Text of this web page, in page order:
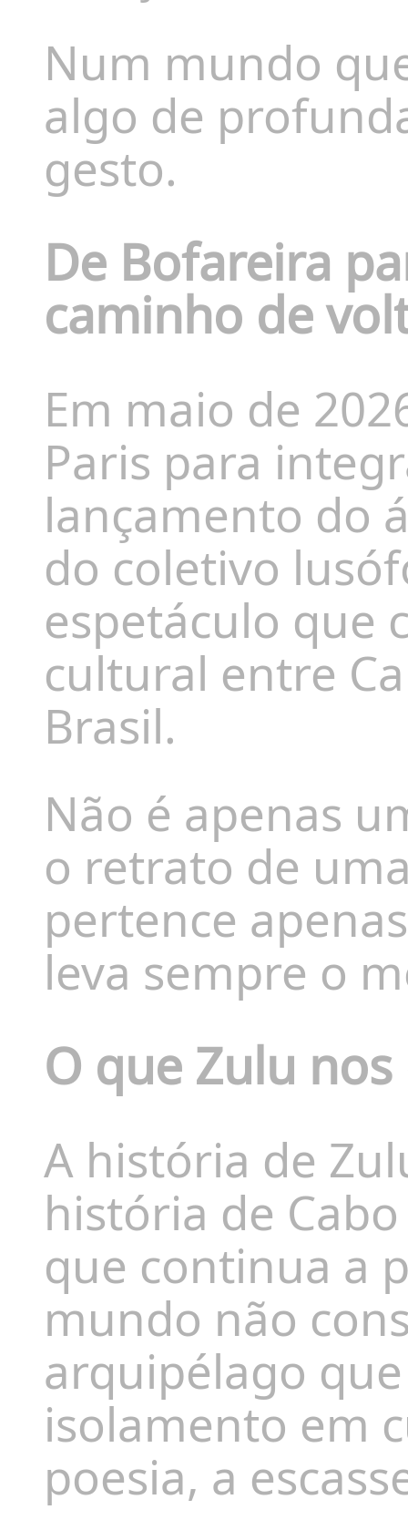
Num mundo
algo de
gesto.
De Bofareira
caminho de
Em maio de
Paris para
lançamento do
do coletivo
espetáculo que
cultural entre
Brasil.
Não é apenas
o retrato de
pertence
leva sempre o
O que Zulu
A história de
história de
que continua a
mundo não
arquipélago
isolamento em
poesia, a